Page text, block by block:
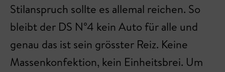
Stilanspruch sollte es allemal reichen. So
bleibt der DS N°4 kein Auto für alle und
genau das ist sein grösster Reiz. Keine
Massenkonfektion, kein Einheitsbrei. Um